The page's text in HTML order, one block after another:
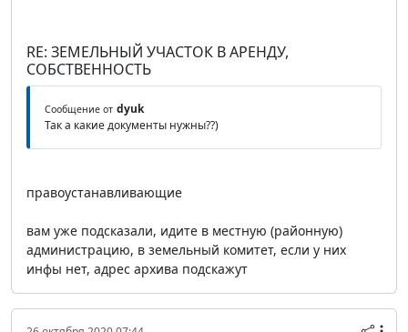
RE: ЗЕМЕЛЬНЫЙ УЧАСТОК В АРЕНДУ,
СОБСТВЕННОСТЬ
Сообщение от dyuk
Так а какие документы нужны??)
правоустанавливающие
вам уже подсказали, идите в местную (районную)
администрацию, в земельный комитет, если у них
инфы нет, адрес архива подскажут